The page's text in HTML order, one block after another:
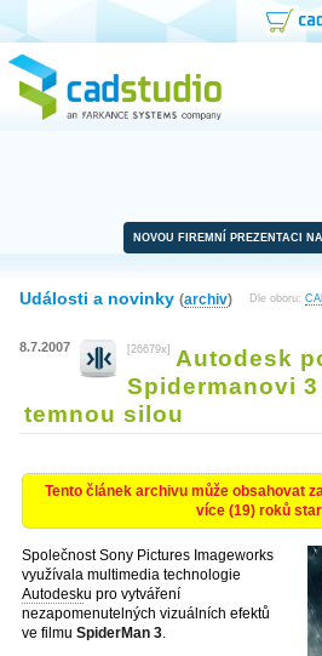
NOVOU FIREMNÍ PREZENTACI
Dle oboru:
Události a novinky (archiv)
8.7.2007 [26679x]
Autodesk
Spidermanovi
temnou silou
Tento článek archivu může obsahovat
více (19) roků
Společnost Sony Pictures Imageworks
využívala multimedia technologie
Autodesku pro vytváření
nezapomenutelných vizuálních efektů
ve filmu SpiderMan 3.